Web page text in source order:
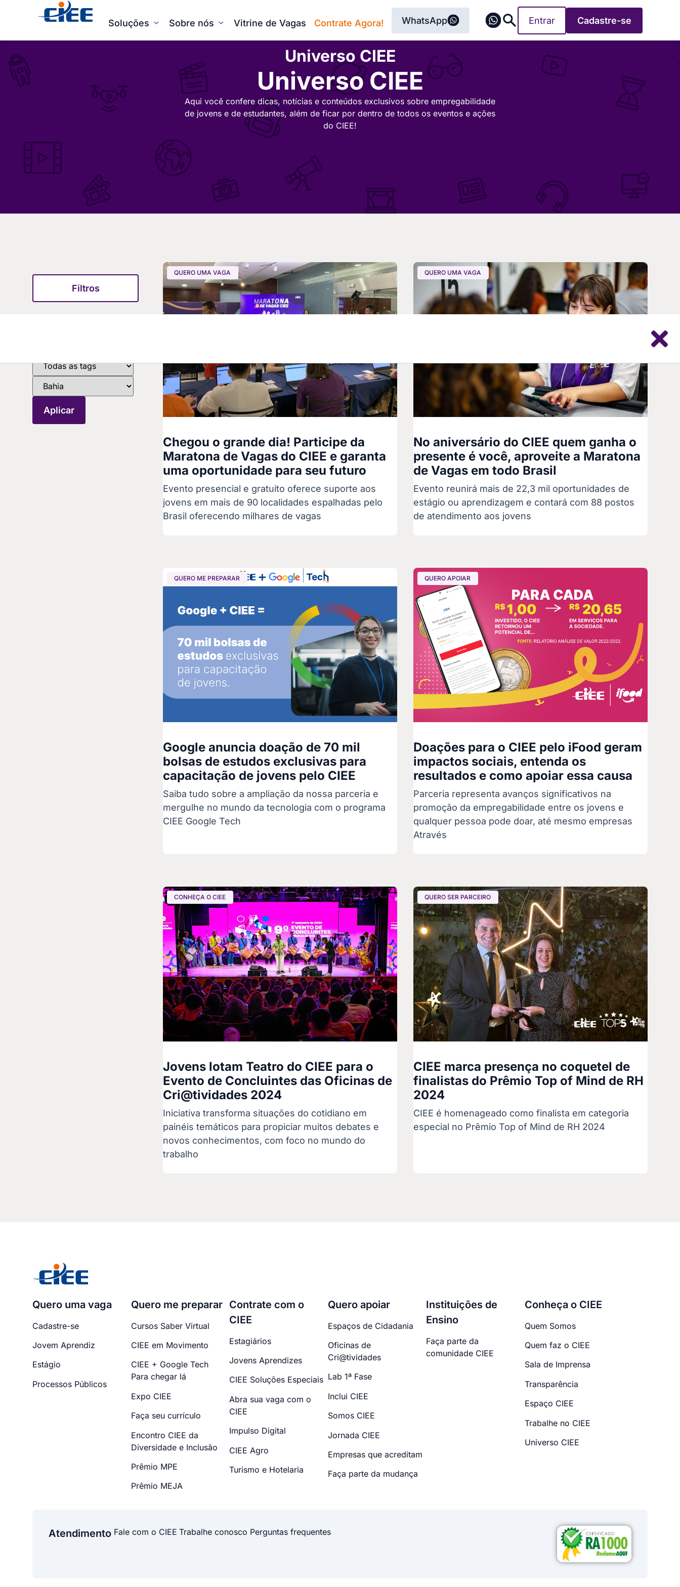
Soluções Sobre nós Vitrine de Vagas Contrate Agora! WhatsApp Entrar Cadastre-se
Universo CIEE
Universo CIEE
Aqui você confere dicas, notícias e conteúdos exclusivos sobre empregabilidade
de jovens e de estudantes, além de ficar por dentro de todos os eventos e ações
do CIEE!
Filtros
QUERO UMA VAGA
Chegou o grande dia! Participe da
Maratona de Vagas do CIEE e garanta
uma oportunidade para seu futuro
Evento presencial e gratuito oferece suporte aos
jovens em mais de 90 localidades espalhadas pelo
Brasil oferecendo milhares de vagas
QUERO UMA VAGA
No aniversário do CIEE quem ganha o
presente é você, aproveite a Maratona
de Vagas em todo Brasil
Evento reunirá mais de 22,3 mil oportunidades de
estágio ou aprendizagem e contará com 88 postos
de atendimento aos jovens
QUERO ME PREPARAR
Google anuncia doação de 70 mil
bolsas de estudos exclusivas para
capacitação de jovens pelo CIEE
Saiba tudo sobre a ampliação da nossa parceria e
mergulhe no mundo da tecnologia com o programa
CIEE Google Tech
QUERO APOIAR
Doações para o CIEE pelo iFood geram
impactos sociais, entenda os
resultados e como apoiar essa causa
Parceria representa avanços significativos na
promoção da empregabilidade entre os jovens e
qualquer pessoa pode doar, até mesmo empresas
Através
CONHEÇA O CIEE
Jovens lotam Teatro do CIEE para o
Evento de Concluintes das Oficinas de
Cri@tividades 2024
Iniciativa transforma situações do cotidiano em
painéis temáticos para propiciar muitos debates e
novos conhecimentos, com foco no mundo do
trabalho
QUERO SER PARCEIRO
CIEE marca presença no coquetel de
finalistas do Prêmio Top of Mind de RH
2024
CIEE é homenageado como finalista em categoria
especial no Prêmio Top of Mind de RH 2024
Quero uma vaga
Cadastre-se
Jovem Aprendiz
Estágio
Processos Públicos
Quero me preparar
Cursos Saber Virtual
CIEE em Movimento
CIEE + Google Tech
Para chegar lá
Expo CIEE
Faça seu currículo
Encontro CIEE da
Diversidade e Inclusão
Prêmio MPE
Prêmio MEJA
Contrate com o
CIEE
Estagiários
Jovens Aprendizes
CIEE Soluções Especiais
Abra sua vaga com o
CIEE
Impulso Digital
CIEE Agro
Turismo e Hotelaria
Quero apoiar
Espaços de Cidadania
Oficinas de
Cri@tividades
Lab 1ª Fase
Inclui CIEE
Somos CIEE
Jornada CIEE
Empresas que acreditam
Faça parte da mudança
Instituições de
Ensino
Faça parte da
comunidade CIEE
Conheça o CIEE
Quem Somos
Quem faz o CIEE
Sala de Imprensa
Transparência
Espaço CIEE
Trabalhe no CIEE
Universo CIEE
Atendimento Fale com o CIEE Trabalhe conosco Perguntas frequentes